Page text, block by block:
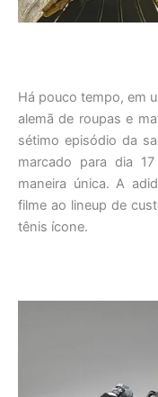
Há pouco tempo, em
alemã de roupas e
sétimo episódio da
marcado para dia
maneira única. A
filme ao lineup de
tênis ícone.